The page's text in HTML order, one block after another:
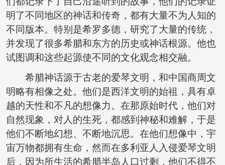
明了不同地区的神话和传奇，都有大量不为人知的
不同版本。特别是希罗多德，研究了大量的传统，
并发现了很多希腊和东方的历史或神话根源。他也
试图调和这些起源使不同的文化观念相交融。
希腊神话源于古老的爱琴文明，和中国商周文
明略有相像之处。他们是西洋文明的始祖，具有卓
越的天性和不凡的想像力。在那原始时代，他们对
自然现象，对人的生死，都感到神秘和难解，于是
他们不断地幻想、不断地沉思。在他们想像中，宇
宙万物都拥有生命，然而在多利亚人入侵爱琴文明
后，因为所生活的希腊半岛人口过剩，他们不得不